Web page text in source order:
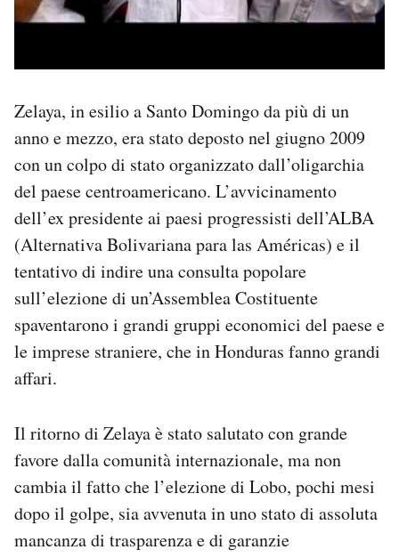
Zelaya, in esilio a Santo Domingo da più di un
anno e mezzo, era stato deposto nel giugno 2009
con un colpo di stato organizzato dall’oligarchia
del paese centroamericano. L’avvicinamento
dell’ex presidente ai paesi progressisti dell’ALBA
(Alternativa Bolivariana para las Américas) e il
tentativo di indire una consulta popolare
sull’elezione di un’Assemblea Costituente
spaventarono i grandi gruppi economici del paese e
le imprese straniere, che in Honduras fanno grandi
affari.
Il ritorno di Zelaya è stato salutato con grande
favore dalla comunità internazionale, ma non
cambia il fatto che l’elezione di Lobo, pochi mesi
dopo il golpe, sia avvenuta in uno stato di assoluta
mancanza di trasparenza e di garanzie